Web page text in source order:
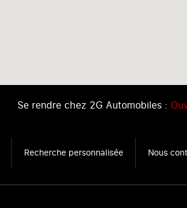
Se rendre chez 2G Automobiles :
Recherche personnalisée Nous